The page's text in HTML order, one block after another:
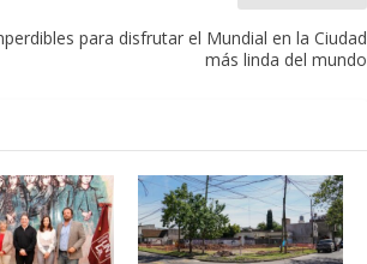
para disfrutar el Mundial en la Ciudad
más linda del mundo